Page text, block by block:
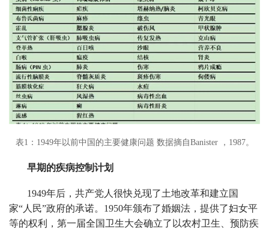
表1：1949年以前中国的主要健康问题 数据摘自Banister ，1987。
早期的疾病控制计划
1949年后，共产党人很快兑现了土地改革和建立国
家“人民”政府的承诺。1950年颁布了婚姻法，提供了妇女平
等的权利，第一届全国卫生大会确立了以农村卫生、预防疾